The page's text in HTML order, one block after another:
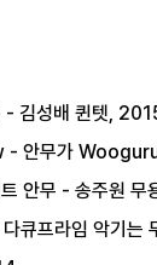
- 김성배 퀸텟,
- 안무가
안무 - 송주원
프라임 악기는